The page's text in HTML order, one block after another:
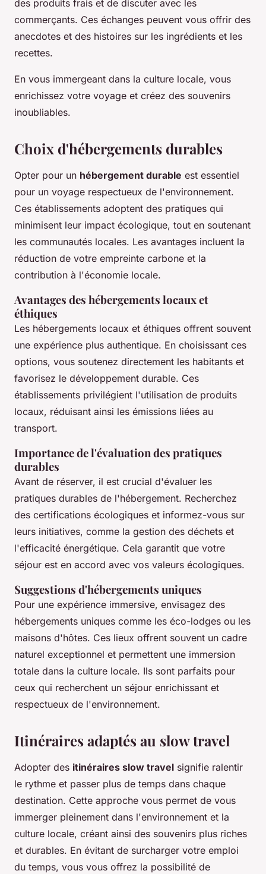
des produits frais et de discuter avec les
commerçants. Ces échanges peuvent vous offrir des
anecdotes et des histoires sur les ingrédients et les
recettes.
En vous immergeant dans la culture locale, vous
enrichissez votre voyage et créez des souvenirs
inoubliables.
Choix d'hébergements durables
Opter pour un hébergement durable est essentiel
pour un voyage respectueux de l'environnement.
Ces établissements adoptent des pratiques qui
minimisent leur impact écologique, tout en soutenant
les communautés locales. Les avantages incluent la
réduction de votre empreinte carbone et la
contribution à l'économie locale.
Avantages des hébergements locaux et
éthiques
Les hébergements locaux et éthiques offrent souvent
une expérience plus authentique. En choisissant ces
options, vous soutenez directement les habitants et
favorisez le développement durable. Ces
établissements privilégient l'utilisation de produits
locaux, réduisant ainsi les émissions liées au
transport.
Importance de l'évaluation des pratiques
durables
Avant de réserver, il est crucial d'évaluer les
pratiques durables de l'hébergement. Recherchez
des certifications écologiques et informez-vous sur
leurs initiatives, comme la gestion des déchets et
l'efficacité énergétique. Cela garantit que votre
séjour est en accord avec vos valeurs écologiques.
Suggestions d'hébergements uniques
Pour une expérience immersive, envisagez des
hébergements uniques comme les éco-lodges ou les
maisons d'hôtes. Ces lieux offrent souvent un cadre
naturel exceptionnel et permettent une immersion
totale dans la culture locale. Ils sont parfaits pour
ceux qui recherchent un séjour enrichissant et
respectueux de l'environnement.
Itinéraires adaptés au slow travel
Adopter des itinéraires slow travel signifie ralentir
le rythme et passer plus de temps dans chaque
destination. Cette approche vous permet de vous
immerger pleinement dans l'environnement et la
culture locale, créant ainsi des souvenirs plus riches
et durables. En évitant de surcharger votre emploi
du temps, vous vous offrez la possibilité de